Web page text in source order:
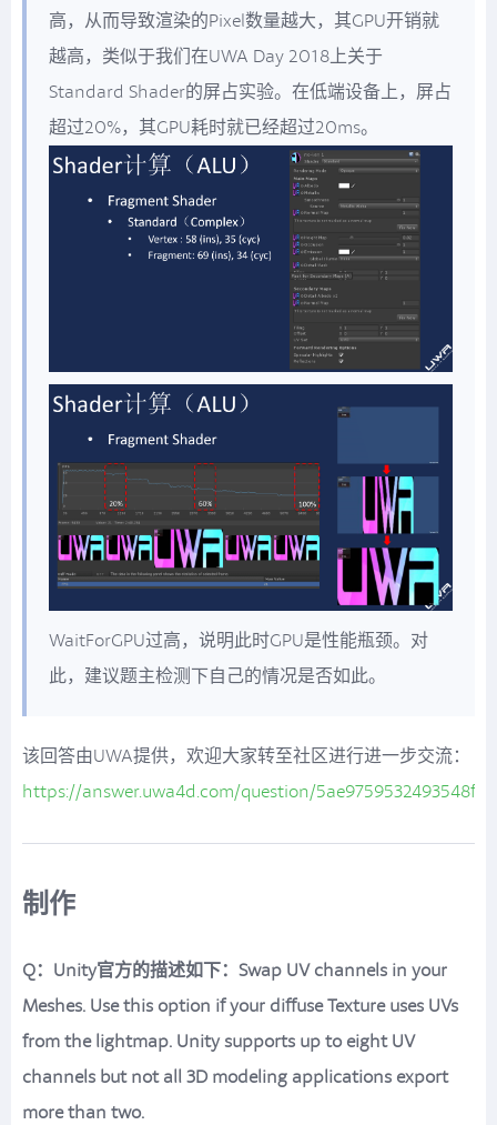
高，从而导致渲染的Pixel数量越大，其GPU开销就
越高，类似于我们在UWA Day 2018上关于
Standard Shader的屏占实验。在低端设备上，屏占
超过20%，其GPU耗时就已经超过20ms。
WaitForGPU过高，说明此时GPU是性能瓶颈。对
此，建议题主检测下自己的情况是否如此。
该回答由UWA提供，欢迎大家转至社区进行进一步交流：
https://answer.uwa4d.com/question/
制作
Q：Unity官方的描述如下：Swap UV channels in your
Meshes. Use this option if your diffuse Texture uses UVs
from the lightmap. Unity supports up to eight UV
channels but not all 3D modeling applications export
more than two.